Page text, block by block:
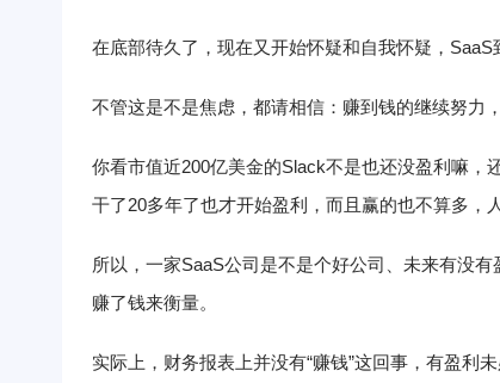
在底部待久了，现在又开始怀疑和自我怀疑，SaaS
不管这是不是焦虑，都请相信：赚到钱的继续努力
你看市值近200亿美金的Slack不是也还没盈利嘛，
干了20多年了也才开始盈利，而且赢的也不算多，
所以，一家SaaS公司是不是个好公司、未来有没
赚了钱来衡量。
实际上，财务报表上并没有“赚钱”这回事，有盈利